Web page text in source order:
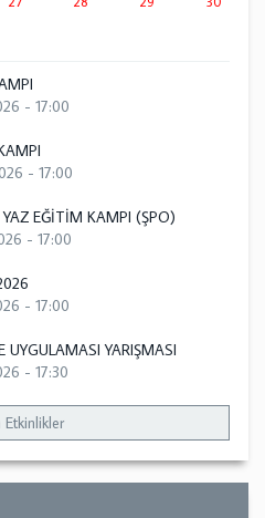
- 17:00
- 17:00
EĞİTİM KAMPI (ŞPO)
- 17:00
- 17:00
UYGULAMASI YARIŞMASI
- 17:30
Etkinlikler